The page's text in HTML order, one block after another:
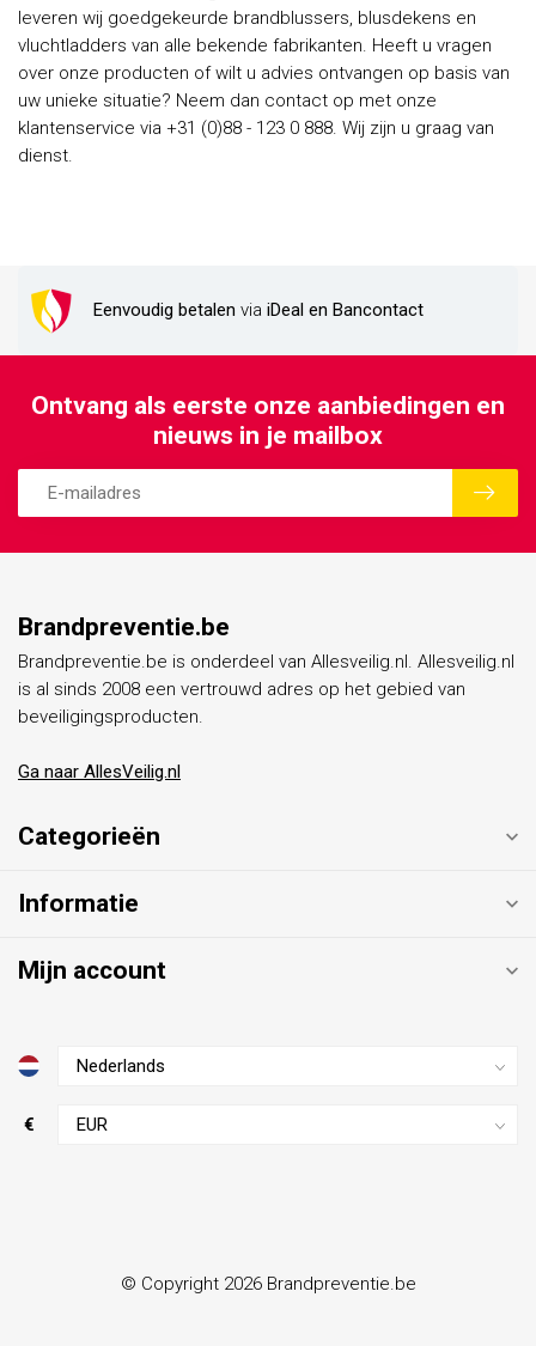
leveren wij goedgekeurde brandblussers, blusdekens en
vluchtladders van alle bekende fabrikanten. Heeft u vragen
over onze producten of wilt u advies ontvangen op basis van
uw unieke situatie? Neem dan contact op met onze
klantenservice via +31 (0)88 - 123 0 888. Wij zijn u graag van
dienst.
Eenvoudig betalen via iDeal en Bancontact
Ontvang als eerste onze aanbiedingen en
nieuws in je mailbox
Brandpreventie.be
Brandpreventie.be is onderdeel van Allesveilig.nl. Allesveilig.nl
is al sinds 2008 een vertrouwd adres op het gebied van
beveiligingsproducten.
Ga naar AllesVeilig.nl
Categorieën
Informatie
Mijn account
€
© Copyright 2026 Brandpreventie.be